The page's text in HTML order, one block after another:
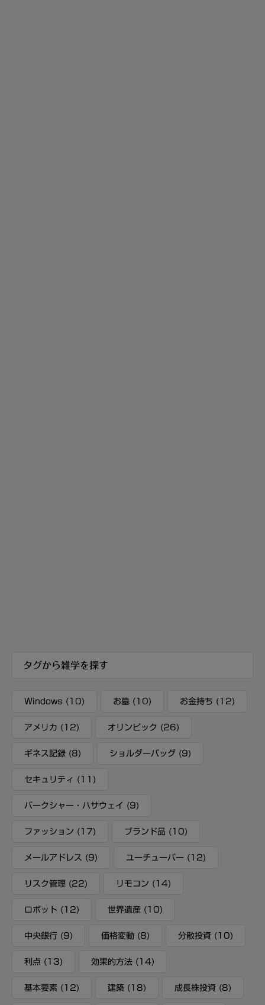
タグから雑学を探す
Windows (10) お墓 (10) お金持ち (12)
アメリカ (12) オリンピック (26)
ギネス記録 (8) ショルダーバッグ (9)
セキュリティ (11)
バークシャー・ハサウェイ (9)
ファッション (17) ブランド品 (10)
メールアドレス (9) ユーチューバー (12)
リスク管理 (22) リモコン (14)
ロボット (12) 世界遺産 (10)
中央銀行 (9) 価格変動 (8) 分散投資 (10)
利点 (13) 効果的方法 (14)
基本要素 (12) 建築 (18) 成長株投資 (8)